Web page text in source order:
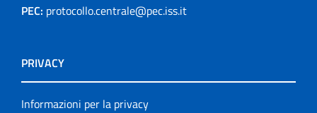
PEC: protocollo.centrale@pec.iss.it
PRIVACY
Informazioni per la privacy